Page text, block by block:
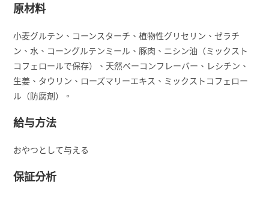
原材料
小麦グルテン、コーンスターチ、植物性グリセリン、ゼラチ
ン、水、コーングルテンミール、豚肉、ニシン油（ミックスト
コフェロールで保存）、天然ベーコンフレーバー、レシチン、
生姜、タウリン、ローズマリーエキス、ミックストコフェロー
ル（防腐剤）。
給与方法
おやつとして与える
保証分析